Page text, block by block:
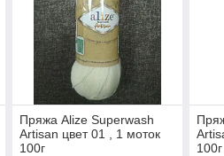
Пряжа Alize Superwash
Artisan цвет 01 , 1 моток
100г
100г